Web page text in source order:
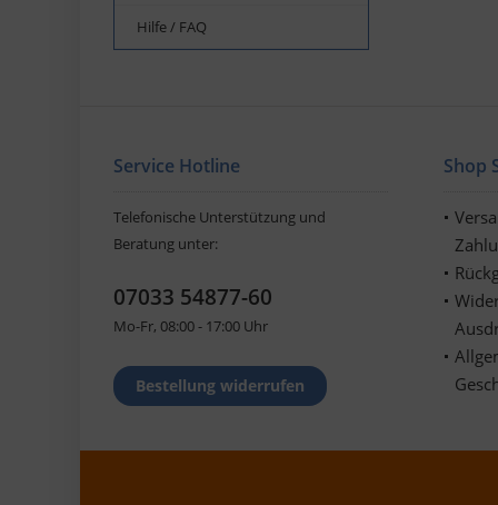
Hilfe / FAQ
Service Hotline
Telefonische Unterstützung und
Beratung unter:
07033 54877-60
Mo-Fr, 08:00 - 17:00 Uhr
Bestellung widerrufen
Shop